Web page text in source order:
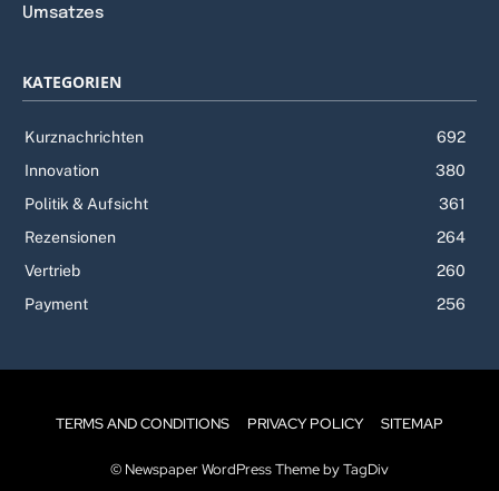
Umsatzes
KATEGORIEN
Kurznachrichten
692
Innovation
380
Politik & Aufsicht
361
Rezensionen
264
Vertrieb
260
Payment
256
TERMS AND CONDITIONS PRIVACY POLICY SITEMAP
© Newspaper WordPress Theme by TagDiv